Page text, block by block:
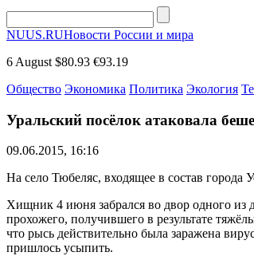
NUUS.RUНовости России и мира
6 August $80.93 €93.19
Общество Экономика Политика Экология
Уральский посёлок атаковала
09.06.2015, 16:16
На село Тюбеляс, входящее в состав
Хищник 4 июня забрался во двор одного из
прохожего, получившего в результате
что рысь действительно была заражена
пришлось усыпить.